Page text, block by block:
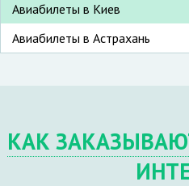
Авиабилеты в Киев
Авиабилеты в Астрахань
КАК